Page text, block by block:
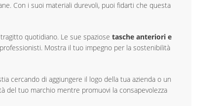
Con i suoi materiali durevoli, puoi fidarti che questa
quotidiano. Le sue spaziose tasche anteriori e
Mostra il tuo impegno per la sostenibilità
cercando di aggiungere il logo della tua azienda o un
del tuo marchio mentre promuovi la consapevolezza